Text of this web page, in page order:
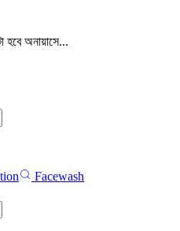
অনায়াসে...
Facewash